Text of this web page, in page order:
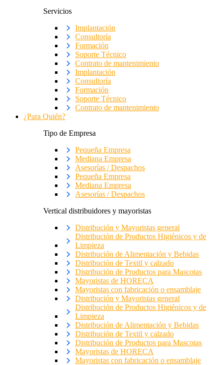
Servicios
Implantación
Consultoría
Formación
Soporte Técnico
Contrato de mantenimiento
Implantación
Consultoría
Formación
Soporte Técnico
Contrato de mantenimiento
¿Para Quién?
Tipo de Empresa
Pequeña Empresa
Mediana Empresa
Asesorías / Despachos
Pequeña Empresa
Mediana Empresa
Asesorías / Despachos
Vertical distribuidores y mayoristas
Distribución y Mayoristas general
Distribución de Productos Higiénicos y de
Limpieza
Distribución de Alimentación y Bebidas
Distribución de Textil y calzado
Distribución de Productos para Mascotas
Mayoristas de HORECA
Mayoristas con fabricación o ensamblaje
Distribución y Mayoristas general
Distribución de Productos Higiénicos y de
Limpieza
Distribución de Alimentación y Bebidas
Distribución de Textil y calzado
Distribución de Productos para Mascotas
Mayoristas de HORECA
Mayoristas con fabricación o ensamblaje